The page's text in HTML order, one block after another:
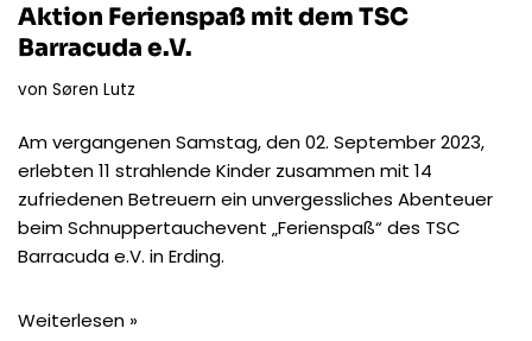
Aktion Ferienspaß mit dem TSC
Barracuda e.V.
von Søren Lutz
Am vergangenen Samstag, den 02. September 2023,
erlebten 11 strahlende Kinder zusammen mit 14
zufriedenen Betreuern ein unvergessliches Abenteuer
beim Schnuppertauchevent „Ferienspaß“ des TSC
Barracuda e.V. in Erding.
Weiterlesen »